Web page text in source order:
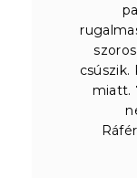
csúszik.
miatt.